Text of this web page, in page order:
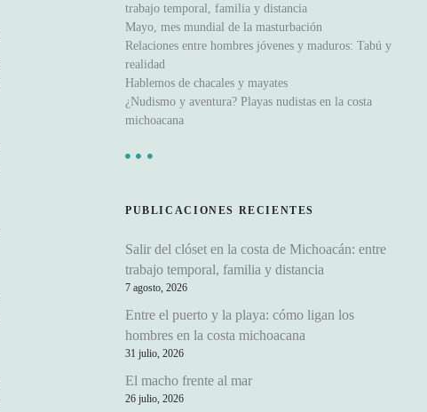
trabajo temporal, familia y distancia
Mayo, mes mundial de la masturbación
Relaciones entre hombres jóvenes y maduros: Tabú y
realidad
Hablemos de chacales y mayates
¿Nudismo y aventura? Playas nudistas en la costa
michoacana
PUBLICACIONES RECIENTES
Salir del clóset en la costa de Michoacán: entre
trabajo temporal, familia y distancia
7 agosto, 2026
Entre el puerto y la playa: cómo ligan los
hombres en la costa michoacana
31 julio, 2026
El macho frente al mar
26 julio, 2026